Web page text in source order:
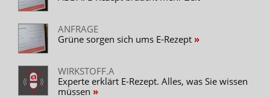
ANFRAGE
Grüne sorgen sich ums E-Rezept
WIRKSTOFF.A
Experte erklärt E-Rezept. Alles, was Sie wissen
müssen